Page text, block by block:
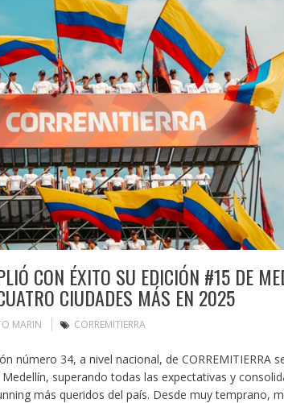
CON ÉXITO SU EDICIÓN #15 DE
CIUDADES MÁS EN 2025
MARIN CORREMITIERRA
número 34, a nivel nacional, de CORREMITIERRA
superando todas las expectativas y
más queridos del país. Desde muy temprano,